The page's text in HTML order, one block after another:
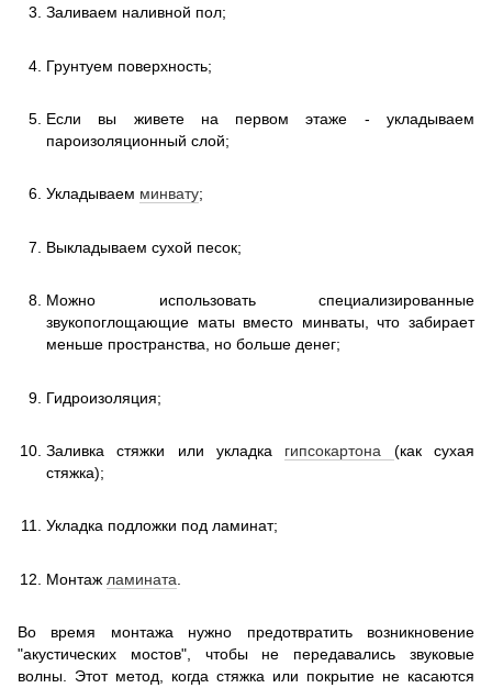
Заливаем наливной пол;
Грунтуем поверхность;
Если вы живете на первом этаже - укладываем
пароизоляционный слой;
Укладываем минвату;
Выкладываем сухой песок;
Можно использовать специализированные
звукопоглощающие маты вместо минваты, что забирает
меньше пространства, но больше денег;
Гидроизоляция;
Заливка стяжки или укладка гипсокартона (как сухая
стяжка);
Укладка подложки под ламинат;
Монтаж ламината
Во время монтажа нужно предотвратить возникновение
"акустических мостов", чтобы не передавались звуковые
волны. Этот метод, когда стяжка или покрытие не касаются